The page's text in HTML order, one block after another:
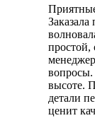
простой,
вопросы.
высоте.
детали
ценит